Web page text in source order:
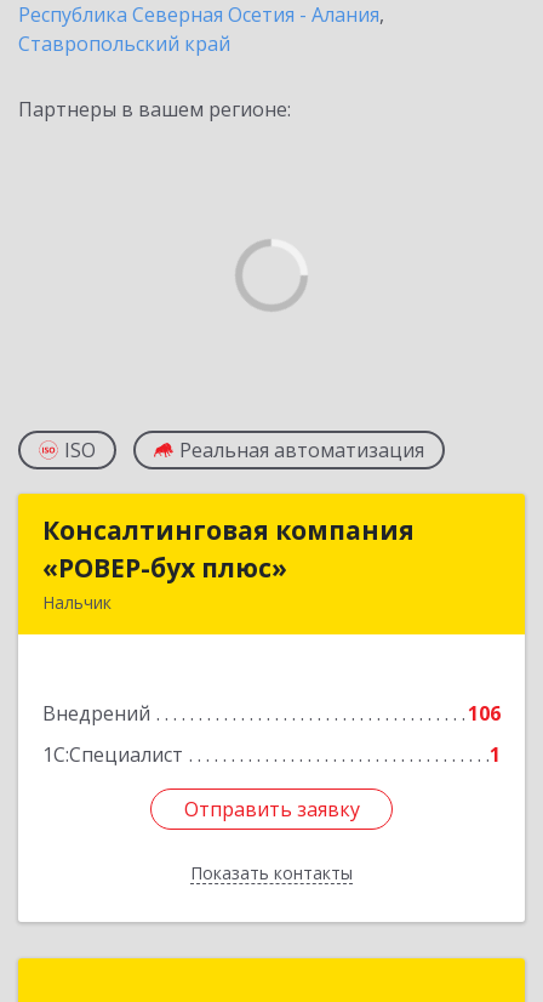
Республика Северная Осетия - Алания,
Ставропольский край
Партнеры в вашем регионе:
ISO Реальная автоматизация
Консалтинговая компания
«РОВЕР-бух плюс»
Нальчик
Внедрений
106
1С:Специалист
1
Отправить заявку
Показать контакты
Консалтинговая компания
«РОВЕР-бух плюс»
Подробнее
Отправить заявку
Назад
1С:Франчайзинг. ГлавБух